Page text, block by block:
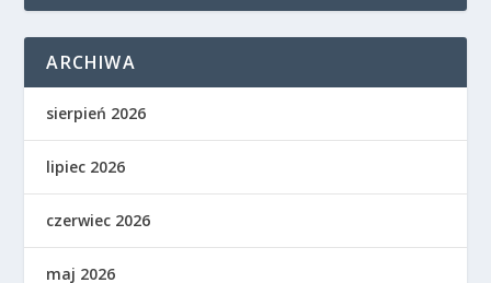
ARCHIWA
sierpień 2026
lipiec 2026
czerwiec 2026
maj 2026